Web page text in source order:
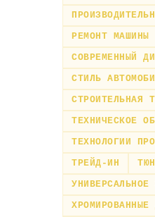
РЕМОНТ МАШИНЫ
СОВРЕМЕННЫЙ
СТИЛЬ
СТРОИТЕЛЬНАЯ
ТЕХНИЧЕСКОЕ
ТЕХНОЛОГИИ
ТРЕЙД-ИН
УНИВЕРСАЛЬНОЕ
ХРОМИРОВАННЫЕ